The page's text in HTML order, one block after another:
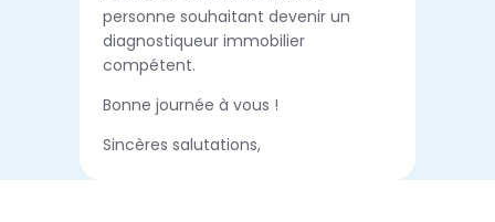
personne souhaitant devenir un
diagnostiqueur immobilier
compétent.
Bonne journée à vous !
Sincères salutations,